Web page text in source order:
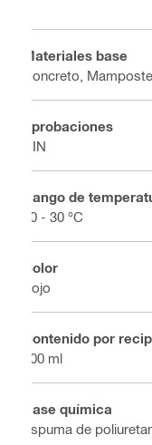
Materiales base
Concreto,
Aprobaciones
DIN
Rango de
10 - 30 °C
Color
Rojo
Contenido por
300 ml
Base química
Espuma de